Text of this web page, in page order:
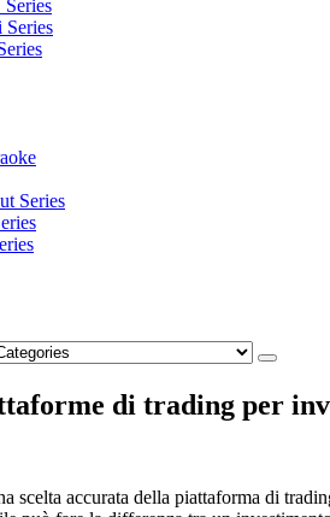
Series
Series
di trading per
scelta accurata della piattaforma di